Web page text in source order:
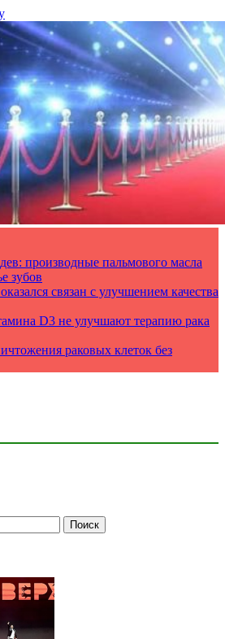
производные пальмового масла
зубов
связан с улучшением качества
D3 не улучшают терапию рака
раковых клеток без